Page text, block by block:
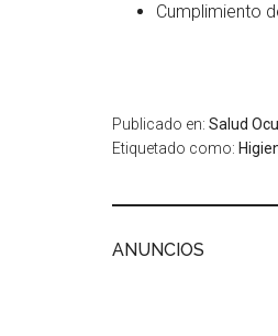
Cumplimiento
Publicado en: Salud
Etiquetado como:
ANUNCIOS